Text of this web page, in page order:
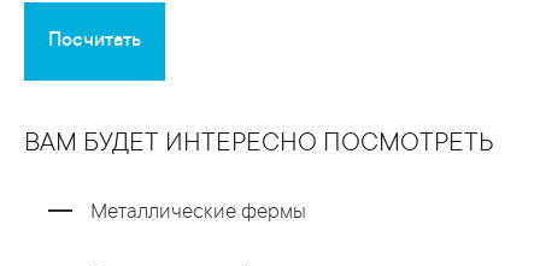
Посчитать
ВАМ БУДЕТ ИНТЕРЕСНО ПОСМОТРЕТЬ
Металлические фермы